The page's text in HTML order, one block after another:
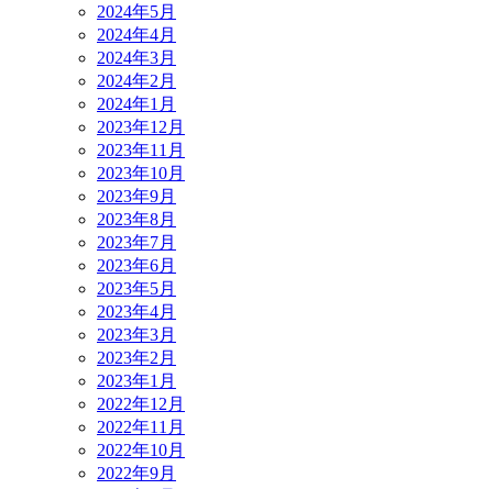
2024年5月
2024年4月
2024年3月
2024年2月
2024年1月
2023年12月
2023年11月
2023年10月
2023年9月
2023年8月
2023年7月
2023年6月
2023年5月
2023年4月
2023年3月
2023年2月
2023年1月
2022年12月
2022年11月
2022年10月
2022年9月